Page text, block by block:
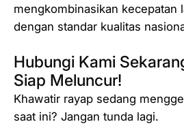
mengkombinasikan kecepatan
dengan standar kualitas
Hubungi Kami
Siap Meluncur!
Khawatir rayap sedang
saat ini? Jangan tunda lagi.